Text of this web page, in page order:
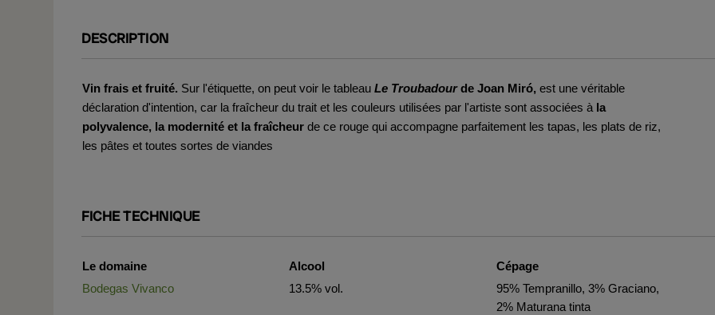
DESCRIPTION
Vin frais et fruité. Sur l'étiquette, on peut voir le tableau Le Troubadour de Joan Miró, est une véritable
déclaration d'intention, car la fraîcheur du trait et les couleurs utilisées par l'artiste sont associées à la
polyvalence, la modernité et la fraîcheur de ce rouge qui accompagne parfaitement les tapas, les plats de riz,
les pâtes et toutes sortes de viandes
FICHE TECHNIQUE
Le domaine
Bodegas Vivanco
Alcool
13.5% vol.
Cépage
95% Tempranillo, 3% Graciano,
2% Maturana tinta